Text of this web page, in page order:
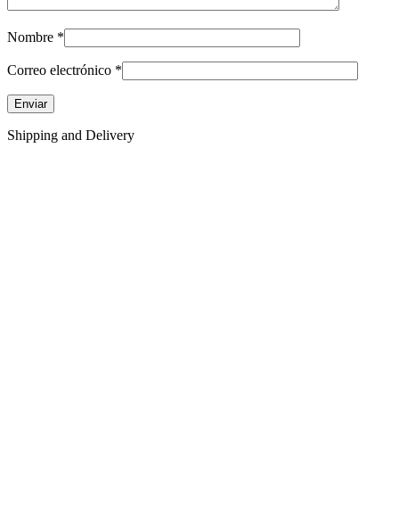
Nombre *
Correo electrónico *
Shipping and Delivery